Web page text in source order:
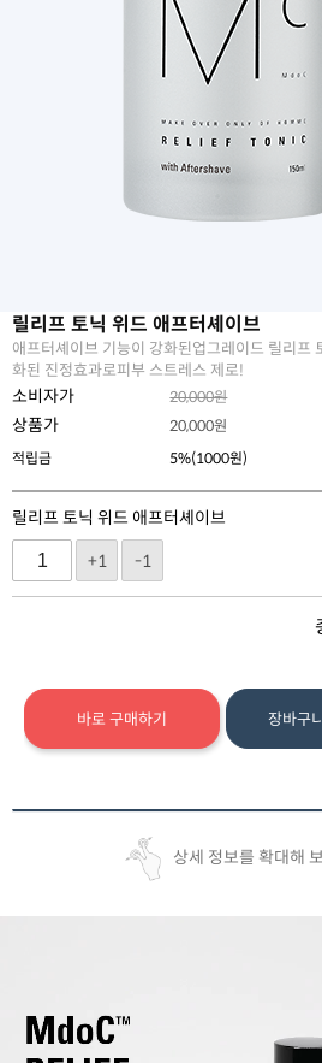
릴리프 토닉 위드 애프터셰이브
애프터셰이브 기능이 강화된업그레이드 릴리프
화된 진정효과로피부 스트레스 제로!
소비자가 20,000원
상품가 20,000원
적립금
5%(1000원)
릴리프 토닉 위드 애프터셰이브
+1
-1
바로 구매하기 장바구니
상세 정보를 확대해